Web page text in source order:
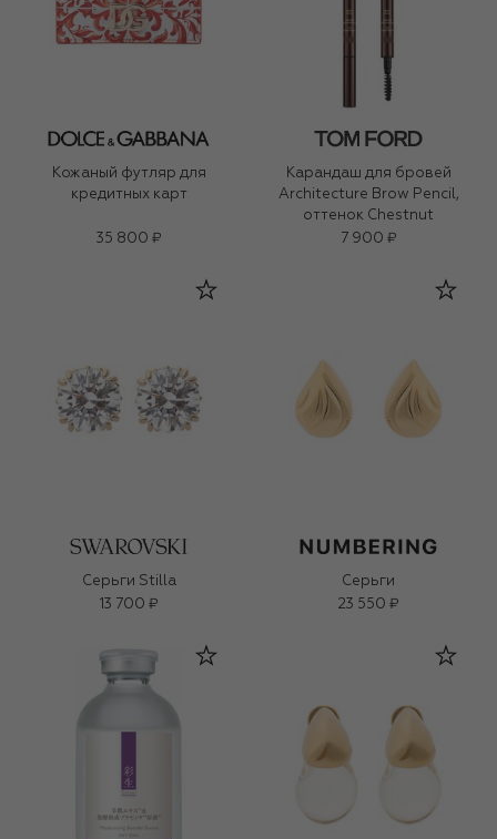
Кожаный футляр для
кредитных карт
35 800 ₽
Карандаш для бровей
Architecture Brow Pencil,
оттенок Chestnut
7 900 ₽
Серьги Stilla
13 700 ₽
Серьги
23 550 ₽